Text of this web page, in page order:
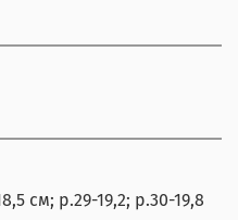
см; р.29-19,2; р.30-19,8